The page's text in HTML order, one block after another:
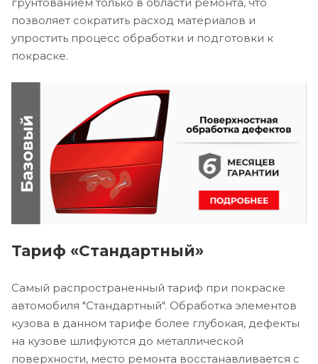
позволяет сократить расход материалов и
упростить процесс обработки и подготовки к
покраске.
Тариф «Стандартный»
Самый распространенный тариф при покраске
автомобиля "Стандартный". Обработка элементов
кузова в данном тарифе более глубокая, дефекты
на кузове шлифуются до металлической
поверхности, место ремонта восстанавливается с